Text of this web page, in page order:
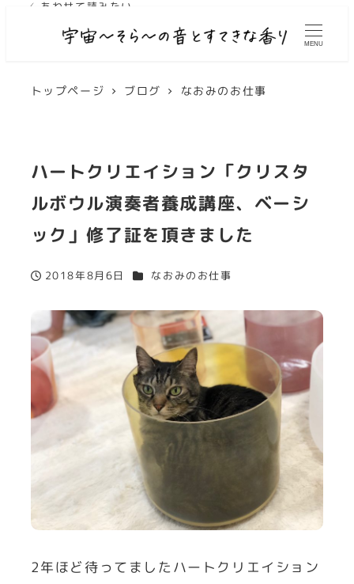
MENU
トップページ ブログ なおみのお仕事
ハートクリエイション「クリスタ
ルボウル演奏者養成講座、ベーシ
ック」修了証を頂きました
投稿日
2018年8月6日 カテゴリー
なおみのお仕事
2年ほど待ってましたハートクリエイション
✓ あわせて読みたい